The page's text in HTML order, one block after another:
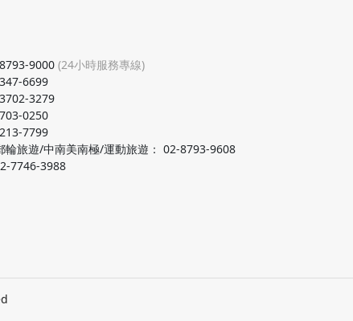
9000 (24小時服務專線)
6699
3279
0250
7799
輪旅遊/中南美南極/運動旅遊 ： 02-8793-9608
7746-3988